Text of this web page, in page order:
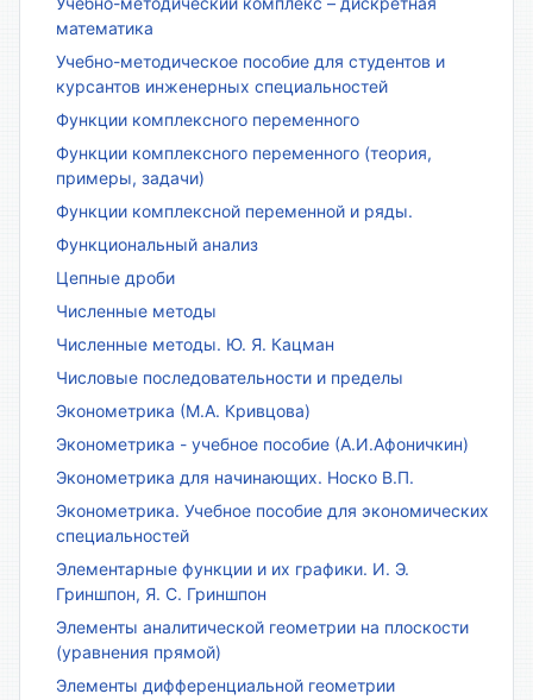
математика
Учебно-методическое пособие для студентов и
курсантов инженерных специальностей
Функции комплексного переменного
Функции комплексного переменного (теория,
примеры, задачи)
Функции комплексной переменной и ряды.
Функциональный анализ
Цепные дроби
Численные методы
Численные методы. Ю. Я. Кацман
Числовые последовательности и пределы
Эконометрика (М.А. Кривцова)
Эконометрика - учебное пособие (А.И.Афоничкин)
Эконометрика для начинающих. Носко В.П.
Эконометрика. Учебное пособие для экономических
специальностей
Элементарные функции и их графики. И. Э.
Гриншпон, Я. С. Гриншпон
Элементы аналитической геометрии на плоскости
(уравнения прямой)
Элементы дифференциальной геометрии